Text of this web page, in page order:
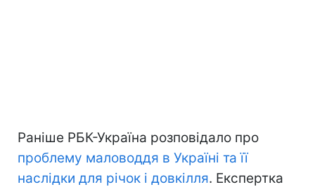
Раніше РБК-Україна розповідало про
проблему маловоддя в Україні та її
наслідки для річок і довкілля. Експертка